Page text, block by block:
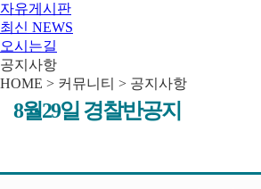
자유게시판
최신 NEWS
오시는길
공지사항
HOME > 커뮤니티 > 공지사항
8월29일 경찰반공지